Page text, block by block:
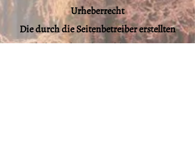
Urheberrecht
Die durch die Seitenbetreiber erstellten
Inhalte und Werke auf diesen Seiten